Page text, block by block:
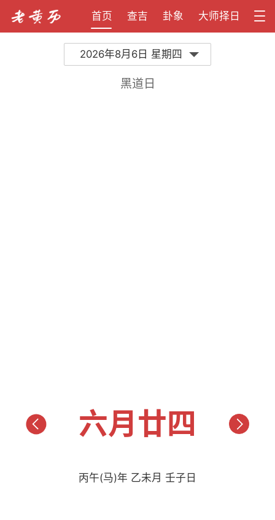
首页 查吉 卦象 大师择日
2026年8月6日 星期四
黑道日
六月廿四
丙午(马)年 乙未月 壬子日